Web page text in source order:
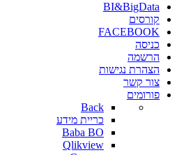
BI&BigData
קורסים
FACEBOOK
כניסה
הרשמה
הצהרת נגישות
צור קשר
פורומים
Back
כריית מידע
Baba BO
Qlikview